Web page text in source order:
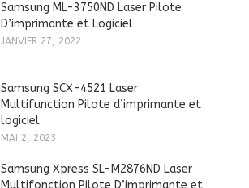
Samsung ML-3750ND Laser Pilote
D’imprimante et Logiciel
JANVIER 27, 2022
Samsung SCX-4521 Laser
Multifunction Pilote d’imprimante et
logiciel
MAI 2, 2023
Samsung Xpress SL-M2876ND Laser